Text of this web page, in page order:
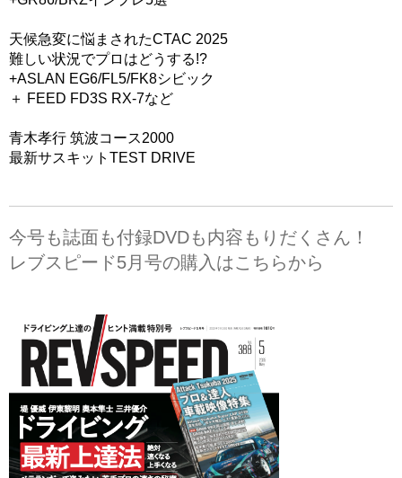
天候急変に悩まされたCTAC 2025
難しい状況でプロはどうする!?
+ASLAN EG6/FL5/FK8シビック
＋ FEED FD3S RX-7など
青木孝行 筑波コース2000
最新サスキットTEST DRIVE
今号も誌面も付録DVDも内容もりだくさん！
レブスピード5月号の購入はこちらから